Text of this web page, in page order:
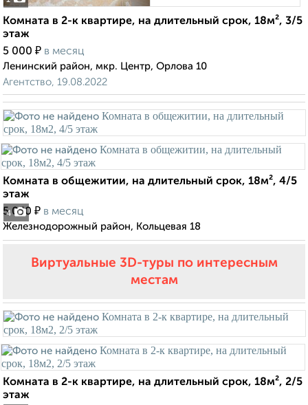
Комната в 2-к квартире, на длительный срок, 18м², 3/5
этаж
5 000 ₽ в месяц
Ленинский район, мкр. Центр, Орлова 10
Агентство, 19.08.2022
4
Комната в общежитии, на длительный срок, 18м², 4/5
этаж
5 050 ₽ в месяц
Железнодорожный район, Кольцевая 18
Виртуальные 3D-туры по интересным
местам
Комната в 2-к квартире, на длительный срок, 18м², 2/5
этаж